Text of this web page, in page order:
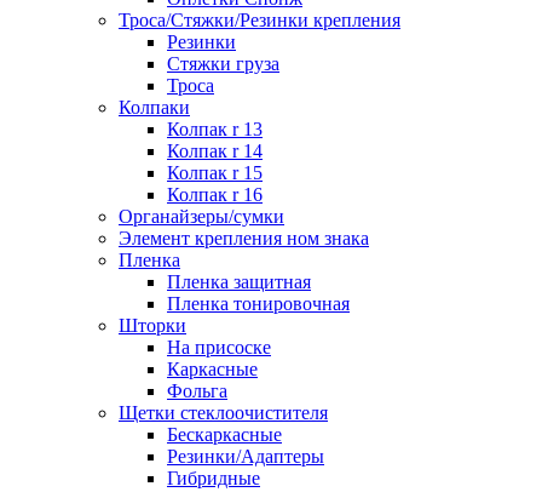
Троса/Стяжки/Резинки крепления
Резинки
Стяжки груза
Троса
Колпаки
Колпак r 13
Колпак r 14
Колпак r 15
Колпак r 16
Органайзеры/сумки
Элемент крепления ном знака
Пленка
Пленка защитная
Пленка тонировочная
Шторки
На присоске
Каркасные
Фольга
Щетки стеклоочистителя
Бескаркасные
Резинки/Адаптеры
Гибридные